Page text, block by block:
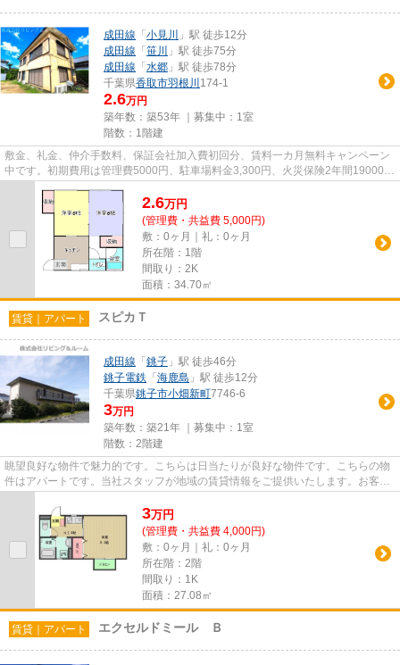
成田線 「 小見川
」駅 徒歩12分
成田線 「 笹川
」駅 徒歩75分
成田線 「 水郷 」駅 徒歩78分
千葉県香取市羽根川 174-1
2.6万円
築年数：築53年 ｜募集中： 1室
階数：1階建
敷金、礼金、仲介手数料、保証会社加入費初回分、賃料一カ月無料キャンペーン
中です。初期費用は管理費5000円、駐車場料金3,300円、火災保険2年間19000円
2.6万円
(管理費・共益費 5,000円)
敷：0ヶ月｜礼：0ヶ月
所在階：1階
間取り：2K
面積：34.70㎡
賃貸｜アパート スピカＴ
成田線 「 銚子 」駅 徒歩46分
銚子電鉄 「 海鹿島 」駅 徒歩12分
千葉県銚子市小畑新町7746-6
3万円
築年数：築21年 ｜募集中： 1室
階数：2階建
眺望良好な物件で魅力的です。こちらは日当たりが良好な物件です。こちらの物
件はアパートです。当社スタッフが地域の賃貸情報をご提供いたします。お客様
3万円
(管理費・共益費 4,000円)
敷：0ヶ月｜礼：0ヶ月
所在階：2階
間取り：1K
面積：27.08㎡
賃貸｜アパート エクセルドミール Ｂ